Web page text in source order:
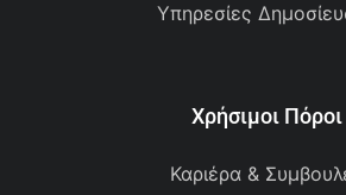
Υπηρεσίες
Χρήσιμοι Πόροι
Καριέρα &